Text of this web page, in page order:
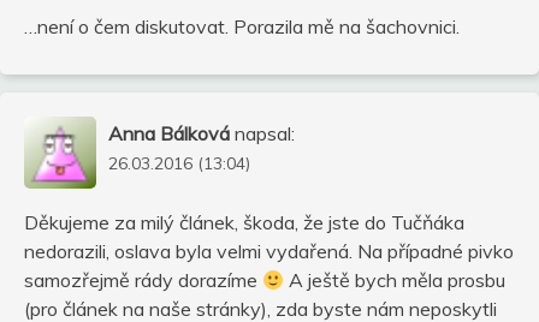
…není o čem diskutovat. Porazila mě na šachovnici.
Anna Bálková napsal:
26.03.2016 (13:04)
Děkujeme za milý článek, škoda, že jste do Tučňáka
nedorazili, oslava byla velmi vydařená. Na případné pivko
samozřejmě rády dorazíme
A ještě bych měla prosbu
(pro článek na naše stránky), zda byste nám neposkytli